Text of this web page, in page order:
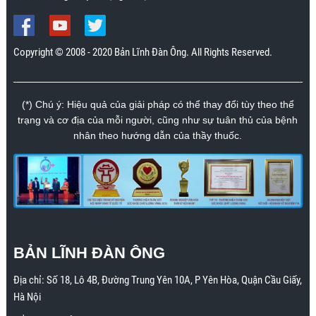
Copyright © 2008 - 2020 Bản Lĩnh Đàn Ông. All Rights Reserved.
(*) Chú ý: Hiệu quả của giải pháp có thể thay đổi tùy theo thể
trạng và cơ địa của mỗi người, cũng như sự tuân thủ của bệnh
nhân theo hướng dẫn của thầy thuốc.
BẢN LĨNH ĐÀN ÔNG
Địa chỉ: Số 18, Lô 4B, Đường Trung Yên 10A, P Yên Hòa, Quận Cầu Giấy,
Hà Nội